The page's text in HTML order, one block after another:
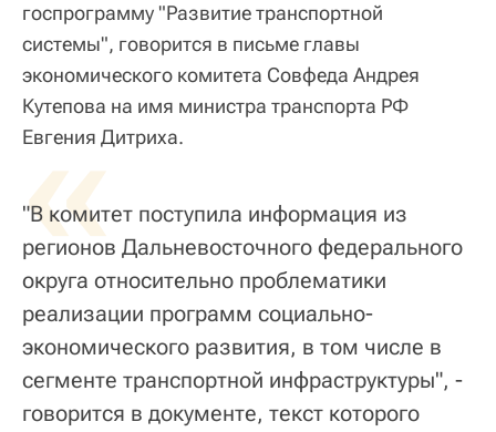
госпрограмму "Развитие транспортной
системы", говорится в письме главы
экономического комитета Совфеда Андрея
Кутепова на имя министра транспорта РФ
Евгения Дитриха.
«
"В комитет поступила информация из
регионов Дальневосточного федерального
округа относительно проблематики
реализации программ социально-
экономического развития, в том числе в
сегменте транспортной инфраструктуры", -
говорится в документе, текст которого